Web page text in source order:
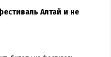
Алтай и не